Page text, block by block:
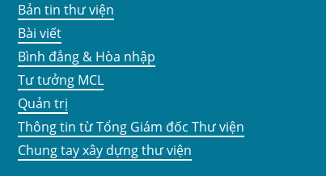
Bản tin thư viện
Bài viết
Bình đẳng & Hòa nhập
Tư tưởng MCL
Quản trị
Thông tin từ Tổng Giám đốc Thư viện
Chung tay xây dựng thư viện